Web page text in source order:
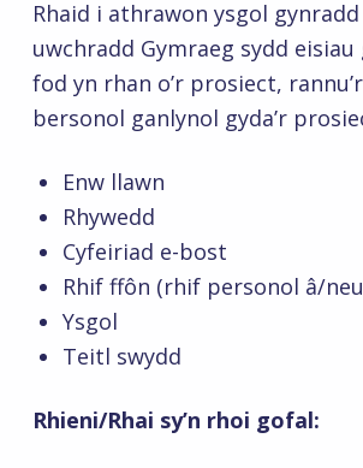
Rhaid i athrawon ysgol gynradd
uwchradd Gymraeg sydd eisiau
fod yn rhan o’r prosiect,
bersonol ganlynol gyda’r
Enw llawn
Rhywedd
Cyfeiriad e-bost
Rhif ffôn (rhif personol â/
Ysgol
Teitl swydd
Rhieni/Rhai sy’n rhoi gofal: